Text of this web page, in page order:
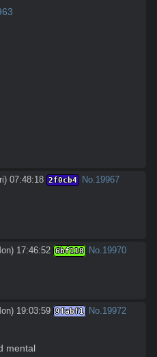
07:48:18 2f0cb4 No.19967
17:46:52 6bf118 No.19970
19:03:59 9fabf1 No.19972
mental